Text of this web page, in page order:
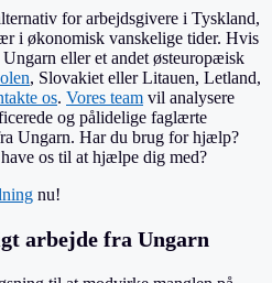
for arbejdsgivere i Tyskland,
i økonomisk vanskelige tider. Hvis
eller et andet østeuropæisk
, Slovakiet eller Litauen, Letland,
os. Vores team vil analysere
og pålidelige faglærte
Ungarn. Har du brug for hjælp?
os til at hjælpe dig med?
nu!
arbejde fra Ungarn